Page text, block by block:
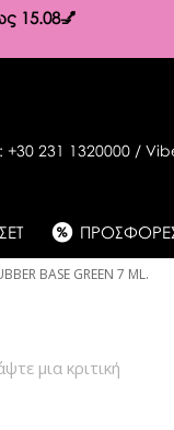
15.08💅
231 1320000 /
ΣΕΤ
BASE GREEN 7 ML.
μια κριτική